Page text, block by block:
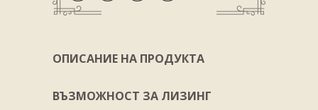
ОПИСАНИЕ НА ПРОДУКТА
ВЪЗМОЖНОСТ ЗА ЛИЗИНГ